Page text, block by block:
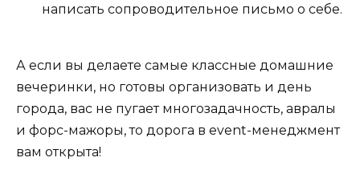
написать сопроводительное письмо о себе.
А если вы делаете самые классные домашние
вечеринки, но готовы организовать и день
города, вас не пугает многозадачность, авралы
и форс-мажоры, то дорога в event-менеджмент
вам открыта!